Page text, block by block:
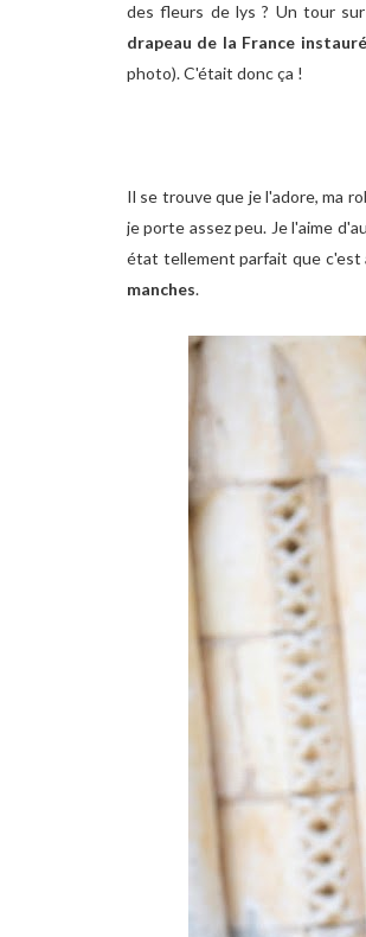
des fleurs de lys ? Un tour
drapeau de la France
photo). C'était donc ça !
Il se trouve que je l'adore, ma
je porte assez peu. Je l'aime
état tellement parfait que c'est
manches.